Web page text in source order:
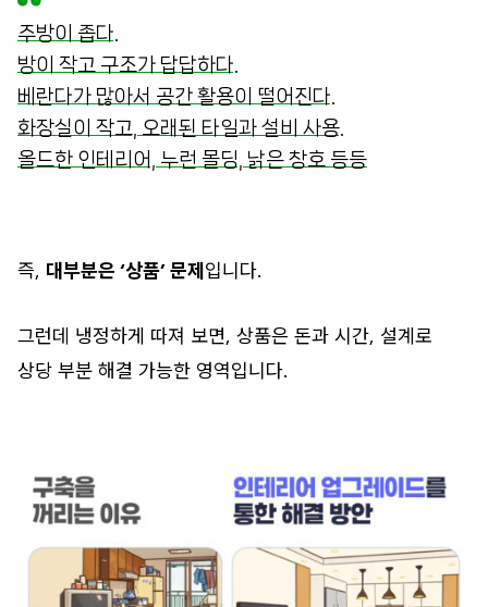
주방이 좁다.
방이 작고 구조가 답답하다.
베란다가 많아서 공간 활용이 떨어진다.
화장실이 작고, 오래된 타일과 설비 사용.
올드한 인테리어, 누런 몰딩, 낡은 창호 등등
즉, 대부분은 ‘상품’ 문제 입니다.
그런데 냉정하게 따져 보면, 상품은 돈과 시간, 설계로
상당 부분 해결 가능한 영역입니다.